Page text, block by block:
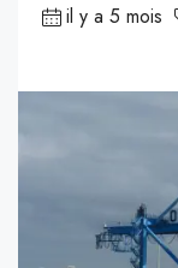
il y a 5 mois